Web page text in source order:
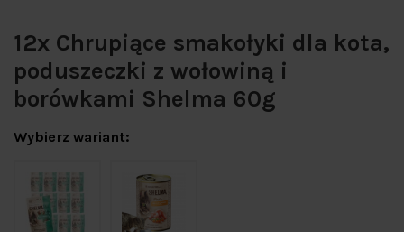
12x Chrupiące smakołyki dla kota,
poduszeczki z wołowiną i
borówkami Shelma 60g
Wybierz wariant: